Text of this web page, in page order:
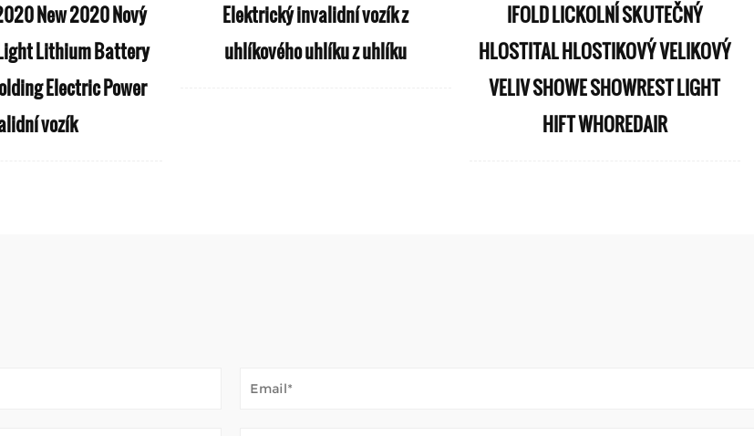
New 2020 Nový
Lithium Battery
Electric Power
vozík
Elektrický invalidní vozík z
uhlíkového uhlíku z uhlíku
IFOLD LICKOLNÍ SKUTEČNÝ
HLOSTITAL HLOSTIKOVÝ VELIKOVÝ
VELIV SHOWE SHOWREST LIGHT
HIFT WHOREDAIR